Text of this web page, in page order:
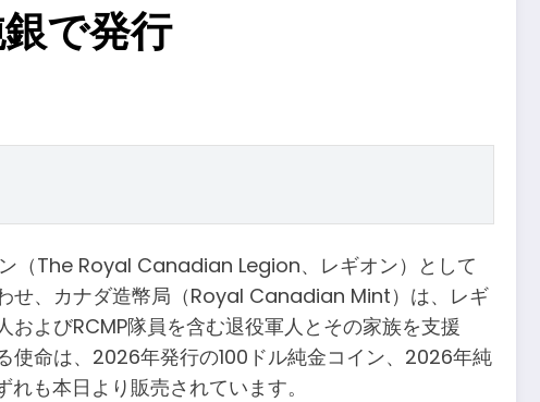
で発行
（The Royal Canadian Legion、レギオン）として
せ、カナダ造幣局（Royal Canadian Mint）は、レギ
よびRCMP隊員を含む退役軍人とその家族を支援
使命は、2026年発行の100ドル純金コイン、2026年純
も本日より販売されています。